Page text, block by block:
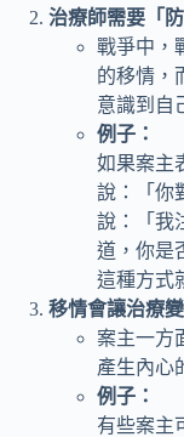
治療師需要「
戰爭中，
的移情，
意識到自
例子：
如果案主
說：「你
說：「我
道，你是
這種方式
移情會讓治療
案主一方
產生內心
例子：
有些案主